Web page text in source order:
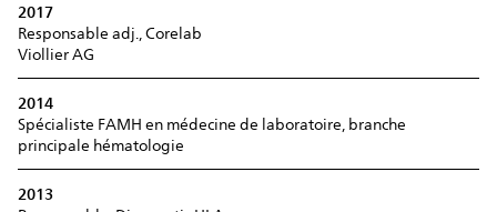
2017
Responsable adj., Corelab
Viollier AG
2014
Spécialiste FAMH en médecine de laboratoire, branche
principale hématologie
2013